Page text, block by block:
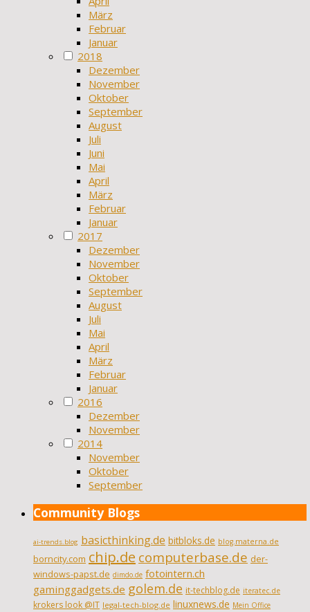
März
Februar
Januar
2018
Dezember
November
Oktober
September
August
Juli
Juni
Mai
April
März
Februar
Januar
2017
Dezember
November
Oktober
September
August
Juli
Mai
April
März
Februar
Januar
2016
Dezember
November
2014
November
Oktober
September
Community Blogs
ai-trends.blog basicthinking.de bitbloks.de blog.materna.de
borncity.com chip.de computerbase.de der-
windows-papst.de dimdo.de fotointern.ch
gaminggadgets.de golem.de it-techblog.de iteratec.de
krokers look @IT legal-tech-blog.de linuxnews.de Mein Office